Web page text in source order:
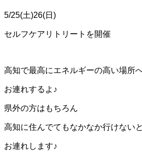
5/25(土)26(日)
セルフケアリトリートを開催
高知で最高にエネルギーの高い場所
お連れするよ♪
県外の方はもちろん
高知に住んでてもなかなか行けない
お連れします♪